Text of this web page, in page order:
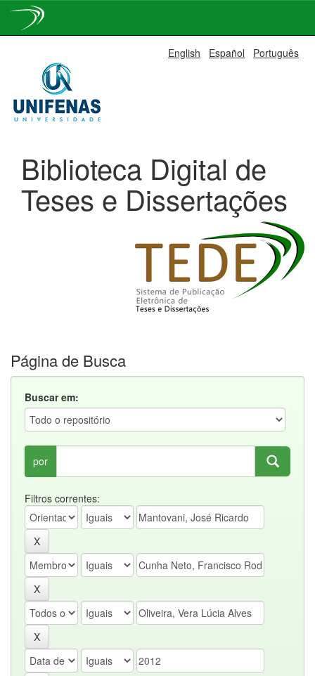
navigation
English Español Português
Biblioteca Digital de
Teses e Dissertações
Página de Busca
Buscar em:
por
Filtros correntes: